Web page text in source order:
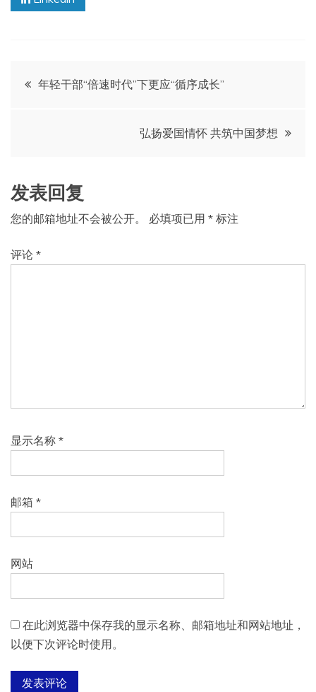
文
航
年轻干部“倍速时代”下更应“循序成长”
弘扬爱国情怀 共筑中国梦想
发表回复
您的邮箱地址不会被公开。 必填项已用 * 标注
评论 *
显示名称 *
邮箱 *
网站
在此浏览器中保存我的显示名称、邮箱地址和网站地址，
以便下次评论时使用。